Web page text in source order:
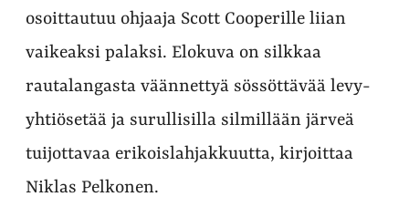
osoittautuu ohjaaja Scott Cooperille liian
vaikeaksi palaksi. Elokuva on silkkaa
rautalangasta väännettyä sössöttävää levy-
yhtiösetää ja surullisilla silmillään järveä
tuijottavaa erikoislahjakkuutta, kirjoittaa
Niklas Pelkonen.